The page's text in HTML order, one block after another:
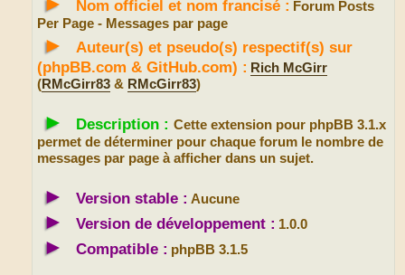
Nom officiel et nom francisé : Forum Posts
Per Page - Messages par page
►
Auteur(s) et pseudo(s) respectif(s) sur
(phpBB.com & GitHub.com) : Rich McGirr
(RMcGirr83 & RMcGirr83)
► Description : Cette extension pour phpBB 3.1.x
permet de déterminer pour chaque forum le nombre de
messages par page à afficher dans un sujet.
► Version stable : Aucune
► Version de développement : 1.0.0
► Compatible : phpBB 3.1.5